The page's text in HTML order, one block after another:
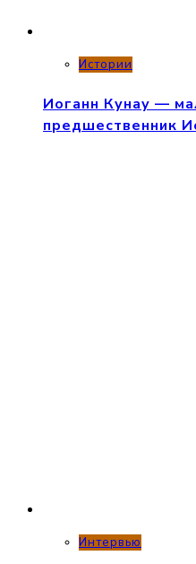
Истории
Иоганн Кунау —
предшественник
Интервью